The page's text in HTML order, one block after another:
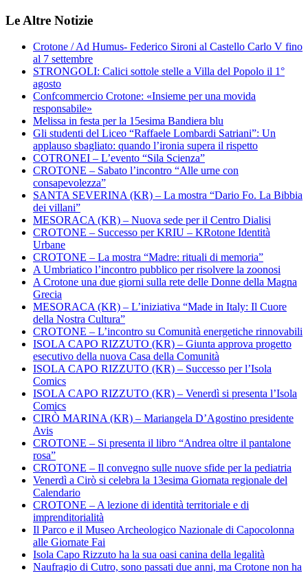
Le Altre Notizie
Crotone / Ad Humus- Federico Sironi al Castello Carlo V fino
al 7 settembre
STRONGOLI: Calici sottole stelle a Villa del Popolo il 1°
agosto
Confcommercio Crotone: «Insieme per una movida
responsabile»
Melissa in festa per la 15esima Bandiera blu
Gli studenti del Liceo “Raffaele Lombardi Satriani”: Un
applauso sbagliato: quando l’ironia supera il rispetto
COTRONEI – L’evento “Sila Scienza”
CROTONE – Sabato l’incontro “Alle urne con
consapevolezza”
SANTA SEVERINA (KR) – La mostra “Dario Fo. La Bibbia
dei villani”
MESORACA (KR) – Nuova sede per il Centro Dialisi
CROTONE – Successo per KRIU – KRotone Identità
Urbane
CROTONE – La mostra “Madre: rituali di memoria”
A Umbriatico l’incontro pubblico per risolvere la zoonosi
A Crotone una due giorni sulla rete delle Donne della Magna
Grecia
MESORACA (KR) – L’iniziativa “Made in Italy: Il Cuore
della Nostra Cultura”
CROTONE – L’incontro su Comunità energetiche rinnovabili
ISOLA CAPO RIZZUTO (KR) – Giunta approva progetto
esecutivo della nuova Casa della Comunità
ISOLA CAPO RIZZUTO (KR) – Successo per l’Isola
Comics
ISOLA CAPO RIZZUTO (KR) – Venerdì si presenta l’Isola
Comics
CIRÒ MARINA (KR) – Mariangela D’Agostino presidente
Avis
CROTONE – Si presenta il libro “Andrea oltre il pantalone
rosa”
CROTONE – Il convegno sulle nuove sfide per la pediatria
Venerdì a Cirò si celebra la 13esima Giornata regionale del
Calendario
CROTONE – A lezione di identità territoriale e di
imprenditorialità
Il Parco e il Museo Archeologico Nazionale di Capocolonna
alle Giornate Fai
Isola Capo Rizzuto ha la sua oasi canina della legalità
Naufragio di Cutro, sono passati due anni, ma Crotone non ha